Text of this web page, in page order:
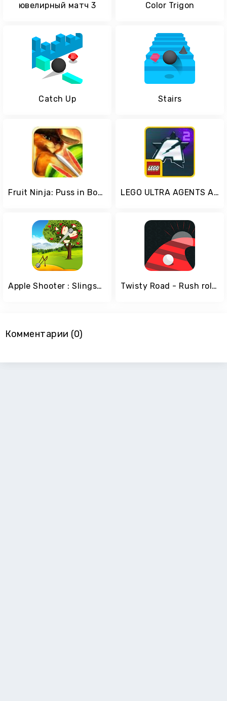
ювелирный матч 3 Color Trigon
Catch Up Stairs
Fruit Ninja: Puss in Boots LEGO ULTRA AGENTS Antimatter
Apple Shooter : Slingshot Knockdown Shooting Games Twisty Road - Rush rolling ball
Комментарии (0)